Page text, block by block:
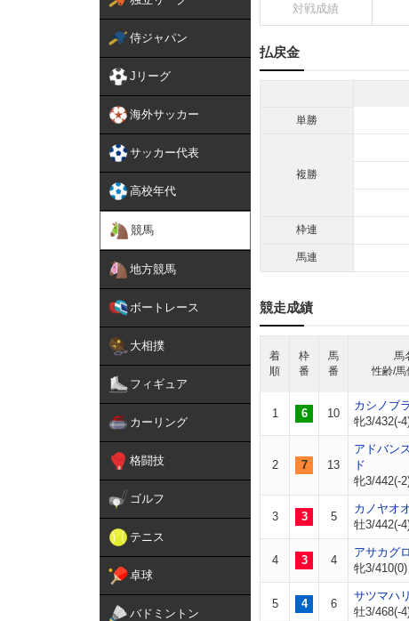
侍ジャパン
Jリーグ
海外サッカー
サッカー代表
高校年代
競馬
地方競馬
ボートレース
大相撲
フィギュア
カーリング
格闘技
ゴルフ
テニス
卓球
バドミントン
対戦成績
払戻金
単勝
複勝
枠連
馬連
競走成績
着
順
枠
番
馬
番
馬
性齢/馬
1 6 10
カシノブ
牝3/432(-
2 7 13
アドバン
ド
牝3/442(-
3 3 5
カノヤオ
牡3/442(-
4 3 4
アサカグ
牝3/410(0)
5 4 6
サツマハ
牡3/468(-